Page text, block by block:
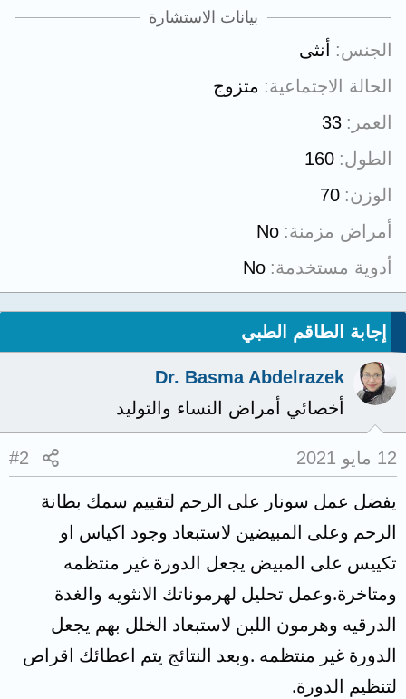
بيانات الاستشارة
الجنس
أنثى
الحالة الاجتماعية
متزوج
العمر
33
الطول 160
الوزن 70
أمراض مزمنة No
أدوية مستخدمة No
إجابة الطاقم الطبي
Dr. Basma Abdelrazek
أخصائي أمراض النساء والتوليد
12 مايو 2021 #2
يفضل عمل سونار على الرحم لتقييم سمك بطانة
الرحم وعلى المبيضين لاستبعاد وجود اكياس او
تكييس على المبيض يجعل الدورة غير منتظمه
ومتاخرة.وعمل تحليل لهرموناتك الانثويه والغدة
الدرقيه وهرمون اللبن لاستبعاد الخلل بهم يجعل
الدورة غير منتظمه .وبعد النتائج يتم اعطائك اقراص
لتنظيم الدورة.